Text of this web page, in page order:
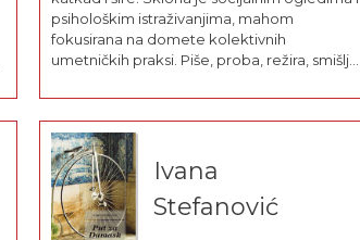
psihološkim istraživanjima, mahom
fokusirana na domete kolektivnih
umetničkih praksi. Piše, proba, režira, smišlja i
agituje, brani, ponekad organizuje, sa
studentima pole miše, i
opet piše...Diplomirala je pozorišnu režiju,
magistrirala...
Ivana
Stefanović